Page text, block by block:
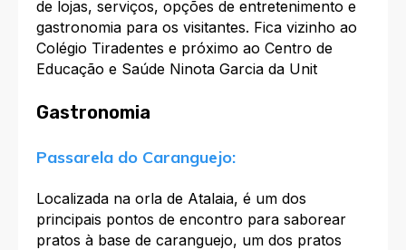
de lojas, serviços, opções de entretenimento e
gastronomia para os visitantes. Fica vizinho ao
Colégio Tiradentes e próximo ao Centro de
Educação e Saúde Ninota Garcia da Unit
Gastronomia
Passarela do Caranguejo:
Localizada na orla de Atalaia, é um dos
principais pontos de encontro para saborear
pratos à base de caranguejo, um dos pratos